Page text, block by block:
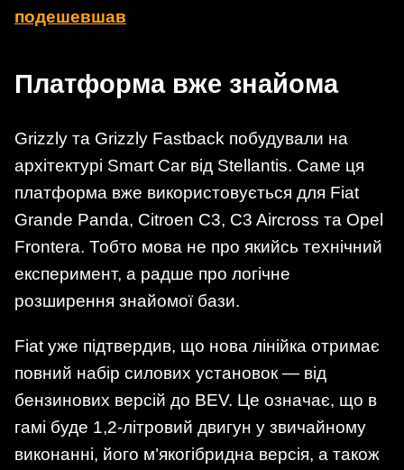
подешевшав
Платформа вже знайома
Grizzly та Grizzly Fastback побудували на
архітектурі Smart Car від Stellantis. Саме ця
платформа вже використовується для Fiat
Grande Panda, Citroen C3, C3 Aircross та Opel
Frontera. Тобто мова не про якийсь технічний
експеримент, а радше про логічне
розширення знайомої бази.
Fiat уже підтвердив, що нова лінійка отримає
повний набір силових установок — від
бензинових версій до BEV. Це означає, що в
гамі буде 1,2-літровий двигун у звичайному
виконанні, його м’якогібридна версія, а також